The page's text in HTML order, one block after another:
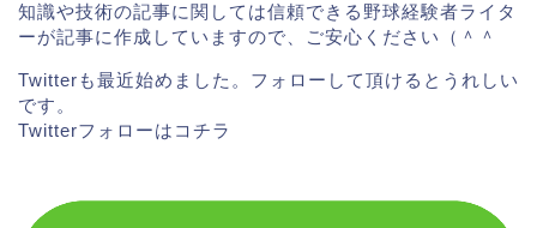
知識や技術の記事に関しては信頼できる野球経験者ライタ
ーが記事に作成していますので、ご安心ください（＾＾
Twitterも最近始めました。フォローして頂けるとうれしい
です。
Twitterフォローは コチラ